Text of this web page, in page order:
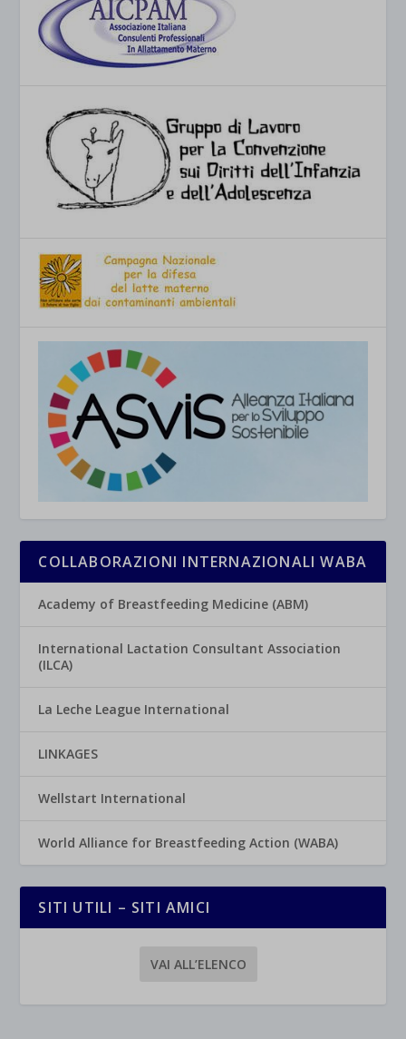
COLLABORAZIONI INTERNAZIONALI WABA
Academy of Breastfeeding Medicine (ABM)
International Lactation Consultant Association
(ILCA)
La Leche League International
LINKAGES
Wellstart International
World Alliance for Breastfeeding Action (WABA)
SITI UTILI – SITI AMICI
VAI ALL’ELENCO